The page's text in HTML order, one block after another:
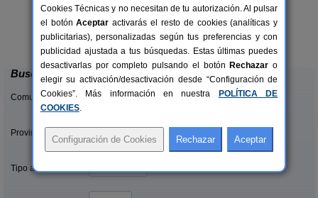
14 pers.
desde35 €
El Nido del Mirlo
Casarejos (Soria)
Buscar
Comunidades:
Provincias/Islas:
Tipo alquiler:
Cookies Técnicas y no necesitan de tu autorización. Al pulsar
el botónAceptar activarás el resto de cookies (analíticas y
publicitarias), personalizadas según tus preferencias y con
publicidad ajustada a tus búsquedas. Estas últimas puedes
desactivarlas por completo pulsando el botón Rechazar o
elegir su activación/desactivación desde “Configuración de
Cookies”. Más información en nuestra
POLÍTICA DE
COOKIES.